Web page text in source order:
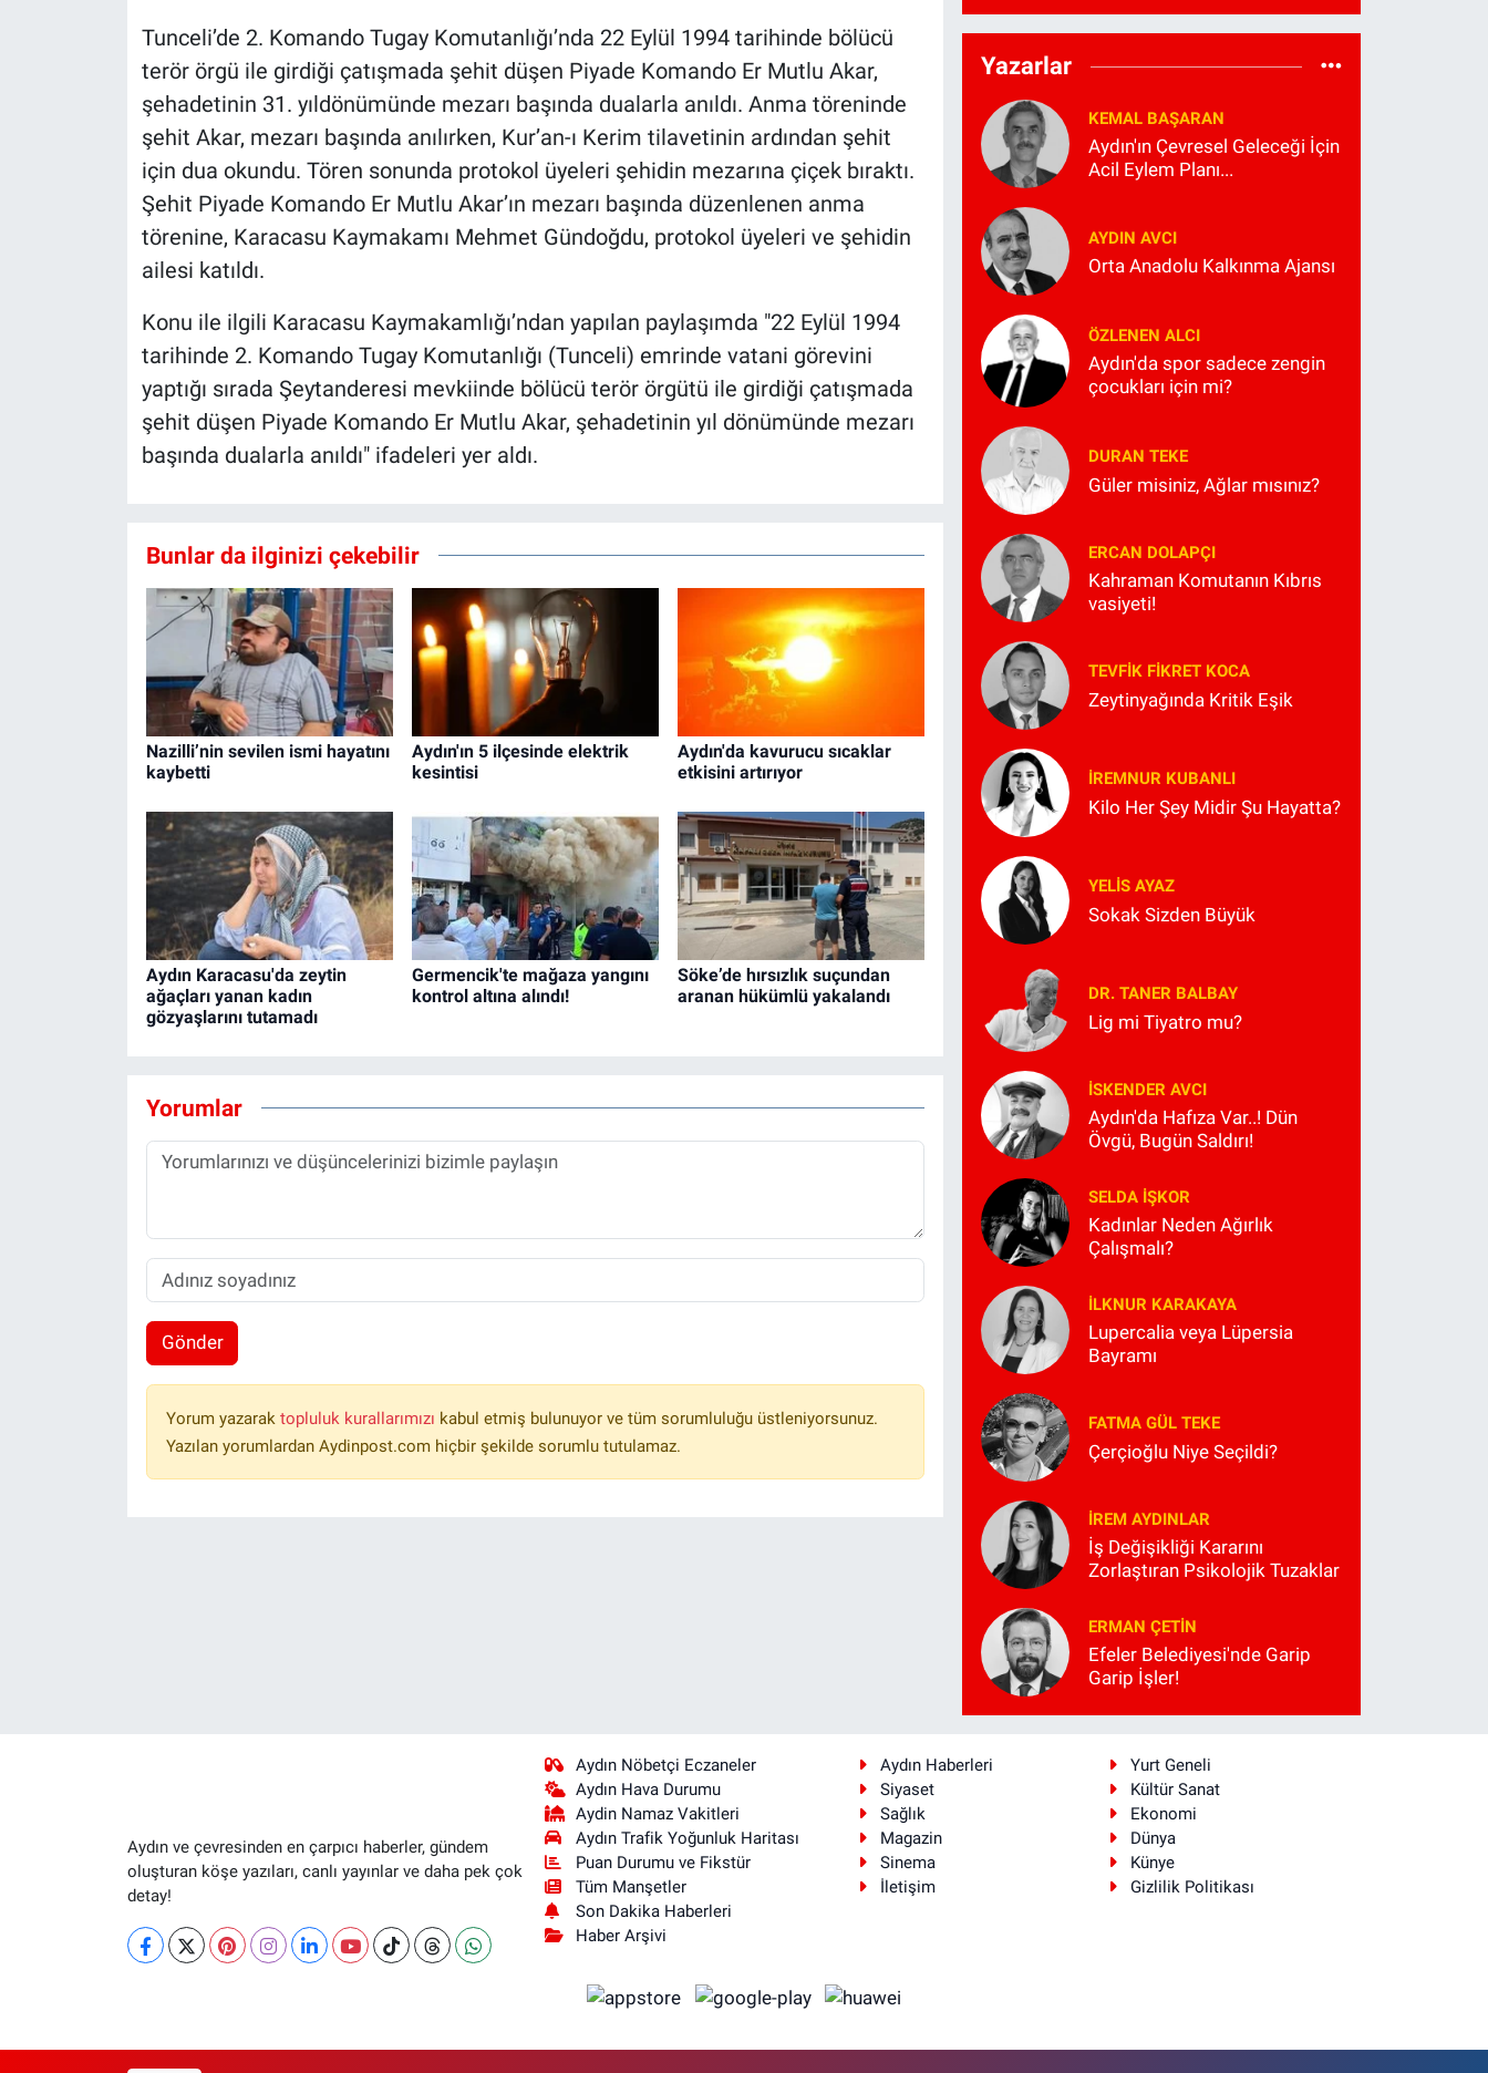
Tunceli’de 2. Komando Tugay Komutanlığı’nda 22 Eylül 1994 tarihinde bölücü
terör örgü ile girdiği çatışmada şehit düşen Piyade Komando Er Mutlu Akar,
şehadetinin 31. yıldönümünde mezarı başında dualarla anıldı. Anma töreninde
şehit Akar, mezarı başında anılırken, Kur’an-ı Kerim tilavetinin ardından şehit
için dua okundu. Tören sonunda protokol üyeleri şehidin mezarına çiçek bıraktı.
Şehit Piyade Komando Er Mutlu Akar’ın mezarı başında düzenlenen anma
törenine, Karacasu Kaymakamı Mehmet Gündoğdu, protokol üyeleri ve şehidin
ailesi katıldı.
Konu ile ilgili Karacasu Kaymakamlığı’ndan yapılan paylaşımda "22 Eylül 1994
tarihinde 2. Komando Tugay Komutanlığı (Tunceli) emrinde vatani görevini
yaptığı sırada Şeytanderesi mevkiinde bölücü terör örgütü ile girdiği çatışmada
şehit düşen Piyade Komando Er Mutlu Akar, şehadetinin yıl dönümünde mezarı
başında dualarla anıldı" ifadeleri yer aldı.
Bunlar da ilginizi çekebilir
Nazilli’nin sevilen ismi hayatını
kaybetti
Aydın'ın 5 ilçesinde elektrik
kesintisi
Aydın'da kavurucu sıcaklar
etkisini artırıyor
Aydın Karacasu'da zeytin
ağaçları yanan kadın
gözyaşlarını tutamadı
Germencik'te mağaza yangını
kontrol altına alındı!
Söke’de hırsızlık suçundan
aranan hükümlü yakalandı
Yorumlar
Gönder
Yorum yazarak topluluk kurallarımızı kabul etmiş bulunuyor ve tüm sorumluluğu üstleniyorsunuz.
Yazılan yorumlardan Aydinpost.com hiçbir şekilde sorumlu tutulamaz.
Yazarlar
KEMAL BAŞARAN
Aydın'ın Çevresel Geleceği İçin
Acil Eylem Planı...
AYDIN AVCI
Orta Anadolu Kalkınma Ajansı
ÖZLENEN ALCI
Aydın'da spor sadece zengin
çocukları için mi?
DURAN TEKE
Güler misiniz, Ağlar mısınız?
ERCAN DOLAPÇI
Kahraman Komutanın Kıbrıs
vasiyeti!
TEVFIK FIKRET KOCA
Zeytinyağında Kritik Eşik
İREMNUR KUBANLI
Kilo Her Şey Midir Şu Hayatta?
YELIS AYAZ
Sokak Sizden Büyük
DR. TANER BALBAY
Lig mi Tiyatro mu?
İSKENDER AVCI
Aydın'da Hafıza Var..! Dün
Övgü, Bugün Saldırı!
SELDA İŞKOR
Kadınlar Neden Ağırlık
Çalışmalı?
İLKNUR KARAKAYA
Lupercalia veya Lüpersia
Bayramı
FATMA GÜL TEKE
Çerçioğlu Niye Seçildi?
İREM AYDINLAR
İş Değişikliği Kararını
Zorlaştıran Psikolojik Tuzaklar
ERMAN ÇETIN
Efeler Belediyesi'nde Garip
Garip İşler!
Aydın ve çevresinden en çarpıcı haberler, gündem
oluşturan köşe yazıları, canlı yayınlar ve daha pek çok
detay!
Aydın Nöbetçi Eczaneler
Aydın Hava Durumu
Aydin Namaz Vakitleri
Aydın Trafik Yoğunluk Haritası
Puan Durumu ve Fikstür
Tüm Manşetler
Son Dakika Haberleri
Haber Arşivi
Aydın Haberleri
Yurt Geneli
Siyaset
Kültür Sanat
Sağlık
Ekonomi
Magazin
Dünya
Sinema
Künye
İletişim
Gizlilik Politikası